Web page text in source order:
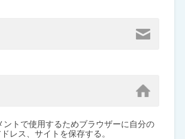
ントで使用するためブラウザーに自分の
レス、サイトを保存する。